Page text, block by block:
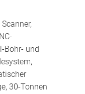
Bohr- und
30-Tonnen